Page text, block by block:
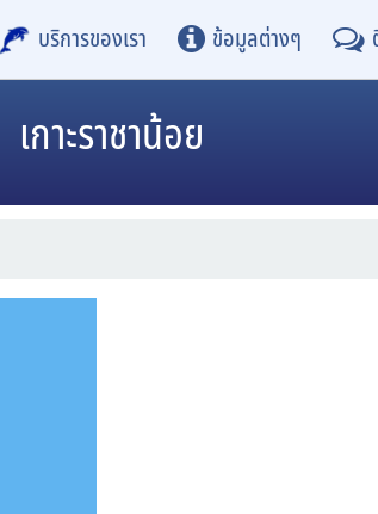
บริการของเรา ข้อมูลต่างๆ
เกาะราชาน้อย